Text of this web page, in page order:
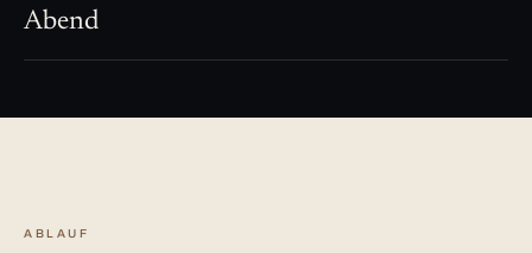
Abend
ABLAUF